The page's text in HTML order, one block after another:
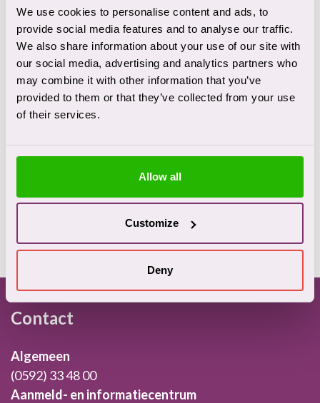
We use cookies to personalise content and ads, to
provide social media features and to analyse our traffic.
We also share information about your use of our site with
our social media, advertising and analytics partners who
may combine it with other information that you’ve
provided to them or that they’ve collected from your use
of their services.
Allow all
Customize
Deny
Onze zorgverleners staan nog steeds achter hun
beslissing en GGZ Drenthe steunt ze hierbij: er is
gehandeld zoals men van zorgverleners mag
verwachten.
Wij herkennen ons niet in de geuite klachten, de
GGZ Drenthe heeft alle vertrouwen in het
onafhankelijk oordeel van het RTG dat hierop zal
Footer
Contact
Algemeen
(0592) 33 48 00
Aanmeld- en informatiecentrum